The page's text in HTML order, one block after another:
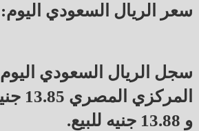
سعر الريال السعودي اليوم:
سجل الريال السعودي
و 13.88 جنيه للبيع.